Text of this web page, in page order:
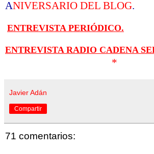
ANIVERSARIO DEL BLOG.
ENTREVISTA PERIÓDICO.
ENTREVISTA RADIO CADENA
*
Javier Adán
Compartir
71 comentarios: